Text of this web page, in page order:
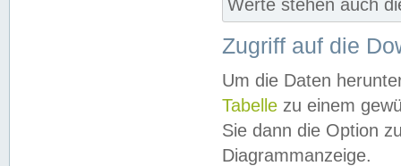
Werte stehen auch
Zugriff auf die
Um die Daten
Tabelle zu einem
Sie dann die Option
Diagrammanzeige.